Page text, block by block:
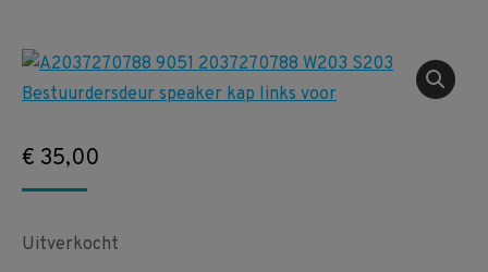
€ 35,00
Uitverkocht